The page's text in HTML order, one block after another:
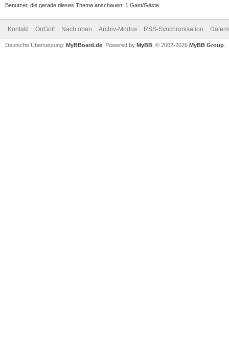
Benutzer, die gerade dieses Thema anschauen: 1 Gast/Gäste
Kontakt OnGolf Nach oben Archiv-Modus RSS-Synchronisation
Deutsche Übersetzung: MyBBoard.de , Powered by MyBB , © 2002-2026 MyBB Group